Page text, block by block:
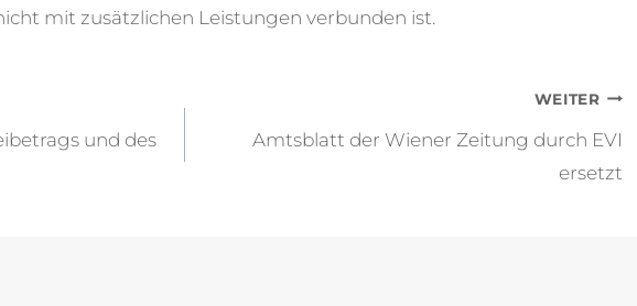
mit zusätzlichen Leistungen verbunden ist.
und des
WEITER
Amtsblatt der Wiener Zeitung durch EVI
ersetzt